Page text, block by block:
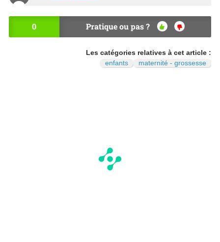
0 Pratique ou pas ?
OU
NO
N
Les catégories relatives à cet article :
enfants
maternité - grossesse